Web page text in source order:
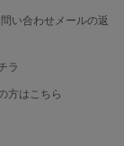
い合わせメールの返
ラ
方はこちら